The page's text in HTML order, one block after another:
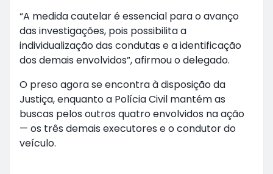
“A medida cautelar é essencial para o avanço
das investigações, pois possibilita a
individualização das condutas e a identificação
dos demais envolvidos”, afirmou o delegado.
O preso agora se encontra à disposição da
Justiça, enquanto a Polícia Civil mantém as
buscas pelos outros quatro envolvidos na ação
— os três demais executores e o condutor do
veículo.